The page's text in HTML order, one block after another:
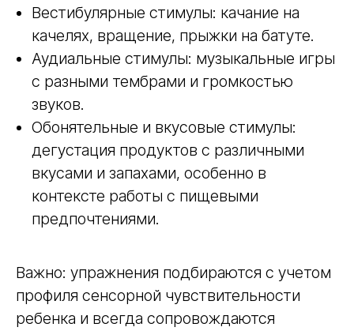
Вестибулярные стимулы: качание на
качелях, вращение, прыжки на батуте.
Аудиальные стимулы: музыкальные игры
с разными тембрами и громкостью
звуков.
Обонятельные и вкусовые стимулы:
дегустация продуктов с различными
вкусами и запахами, особенно в
контексте работы с пищевыми
предпочтениями.
Важно: упражнения подбираются с учетом
профиля сенсорной чувствительности
ребенка и всегда сопровождаются